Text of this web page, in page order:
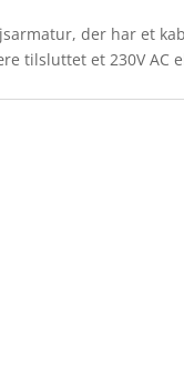
der har et
tilsluttet et 230V AC